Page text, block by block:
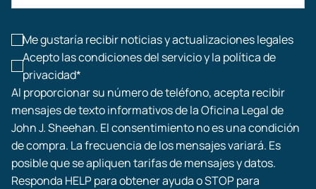
Lesiones laborales
Me gustaría recibir noticias y actualizaciones legales
Acepto las condiciones del servicio y la política de
privacidad*
Al proporcionar su número de teléfono, acepta recibir
mensajes de texto informativos de la Oficina Legal de
John J. Sheehan. El consentimiento no es una condición
de compra. La frecuencia de los mensajes variará. Es
posible que se apliquen tarifas de mensajes y datos.
Responda HELP para obtener ayuda o STOP para